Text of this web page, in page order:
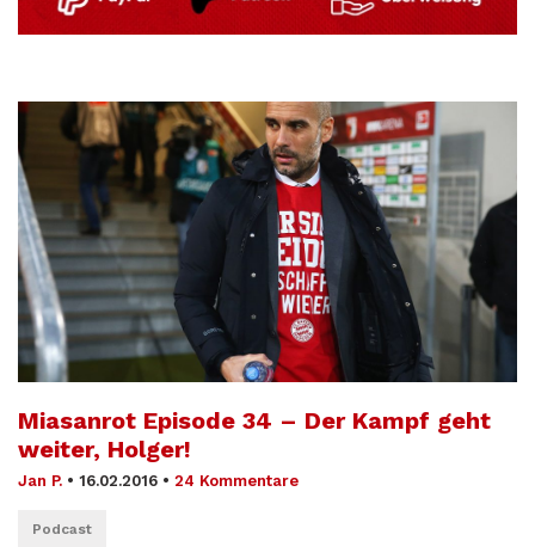
Miasanrot Episode 34 – Der Kampf geht
weiter, Holger!
Jan P. • 16.02.2016 • 24 Kommentare
Podcast